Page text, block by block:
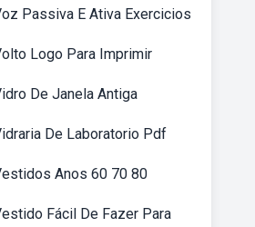
Passiva E Ativa Exercicios
Logo Para Imprimir
De Janela Antiga
De Laboratorio Pdf
Anos 60 70 80
Fácil De Fazer Para